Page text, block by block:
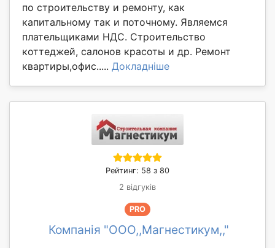
по строительству и ремонту, как
капитальному так и поточному. Являемся
плательщиками НДС. Строительство
коттеджей, салонов красоты и др. Ремонт
квартиры,офис..... Докладніше
Рейтинг: 58 з 80
2 відгуків
PRO
Компанія "ООО,,Магнестикум,,"